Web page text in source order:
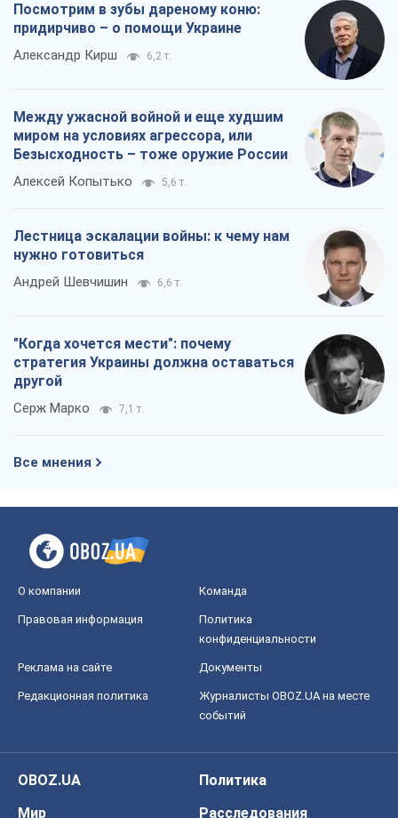
Посмотрим в зубы дареному коню:
придирчиво – о помощи Украине
Александр Кирш 6,2 т.
Между ужасной войной и еще худшим
миром на условиях агрессора, или
Безысходность – тоже оружие России
Алексей Копытько 5,6 т.
Лестница эскалации войны: к чему нам
нужно готовиться
Андрей Шевчишин 6,6 т.
"Когда хочется мести": почему
стратегия Украины должна оставаться
другой
Серж Марко 7,1 т.
Все мнения
О компании Команда
Правовая информация
Политика
конфиденциальности
Реклама на сайте Документы
Редакционная политика
Журналисты OBOZ.UA на месте
событий
OBOZ.UA
Политика
Мир
Расследования